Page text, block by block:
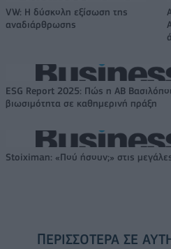
VW: Η δύσκολη εξίσωση της
αναδιάρθρωσης
ESG Report 2025: Πώς η ΑΒ
βιωσιμότητα σε καθημερινή πράξη
Stoiximan: «Πού ήσουν;» στις
ΠΕΡΙΣΣΌΤΕΡΑ ΣΕ